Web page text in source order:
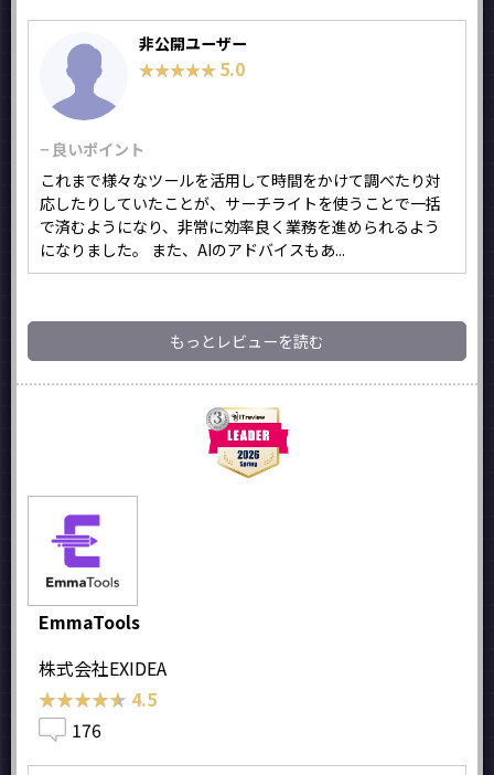
非公開ユーザー
★★★★★
★★★★★ 5.0
− 良いポイント
これまで様々なツールを活用して時間をかけて調べたり対
応したりしていたことが、サーチライトを使うことで一括
で済むようになり、非常に効率良く業務を進められるよう
になりました。 また、AIのアドバイスもあ...
もっとレビューを読む
EmmaTools
株式会社EXIDEA
★★★★★
★★★★★ 4.5
176